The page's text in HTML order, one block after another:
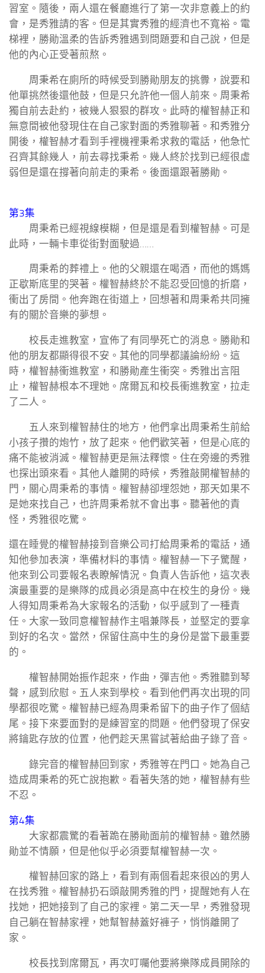
習室。隨後，兩人還在餐廳進行了第一次非意義上的約
會，是秀雅請的客。但是其實秀雅的經濟也不寬裕。電
梯裡，勝勛溫柔的告訴秀雅遇到問題要和自己說，但是
他的內心正受著煎熬。
周秉希在廁所的時候受到勝勛朋友的挑釁，說要和
他單挑然後還他鼓，但是只允許他一個人前來。周秉希
獨自前去赴約，被幾人狠狠的群攻。此時的權智赫正和
無意間被他發現住在自己家對面的秀雅聊著。和秀雅分
開後，權智赫才看到手裡機裡秉希求救的電話，他急忙
召齊其餘幾人，前去尋找秉希。幾人終於找到已經很虛
弱但是還在撐著向前走的秉希。後面還跟著勝勛。
第3集
周秉希已經視線模糊，但是還是看到權智赫。可是
此時，一輛卡車從街對面駛過……
周秉希的葬禮上。他的父親還在喝酒，而他的媽媽
正歇斯底里的哭著。權智赫終於不能忍受回憶的折磨，
衝出了房間。他奔跑在街道上，回想著和周秉希共同擁
有的關於音樂的夢想。
校長走進教室，宣佈了有同學死亡的消息。勝勛和
他的朋友都顯得很不安。其他的同學都議論紛紛。這
時，權智赫衝進教室，和勝勛產生衝突。秀雅出言阻
止，權智赫根本不理她。席爾瓦和校長衝進教室，拉走
了二人。
五人來到權智赫住的地方，他們拿出周秉希生前給
小孩子攢的炮竹，放了起來。他們歡笑著，但是心底的
痛不能被消滅。權智赫更是無法釋懷。住在旁邊的秀雅
也探出頭來看。其他人離開的時候，秀雅敲開權智赫的
門，關心周秉希的事情。權智赫卻埋怨她，那天如果不
是她來找自己，也許周秉希就不會出事。聽著他的責
怪，秀雅很吃驚。
還在睡覺的權智赫接到音樂公司打給周秉希的電話，通
知他參加表演，準備材料的事情。權智赫一下子驚醒，
他來到公司要報名表瞭解情況。負責人告訴他，這次表
演最重要的是樂隊的成員必須是高中在校生的身份。幾
人得知周秉希為大家報名的活動，似乎感到了一種責
任。大家一致同意權智赫作主唱兼隊長，並堅定的要拿
到好的名次。當然，保留住高中生的身份是當下最重要
的。
權智赫開始振作起來，作曲，彈吉他。秀雅聽到琴
聲，感到欣慰。五人來到學校。看到他們再次出現的同
學都很吃驚。權智赫已經為周秉希留下的曲子作了個結
尾。接下來要面對的是練習室的問題。他們發現了保安
將鑰匙存放的位置，他們趁天黑嘗試著給曲子錄了音。
錄完音的權智赫回到家，秀雅等在門口。她為自己
造成周秉希的死亡說抱歉。看著失落的她，權智赫有些
不忍。
第4集
大家都震驚的看著跪在勝勛面前的權智赫。雖然勝
勛並不情願，但是他似乎必須要幫權智赫一次。
權智赫回家的路上，看到有兩個看起來很凶的男人
在找秀雅。權智赫扔石頭敲開秀雅的門，提醒她有人在
找她，把她接到了自己的家裡。第二天一早，秀雅發現
自己躺在智赫家裡，她幫智赫蓋好褲子，悄悄離開了
家。
校長找到席爾瓦，再次叮囑他要將樂隊成員開除的